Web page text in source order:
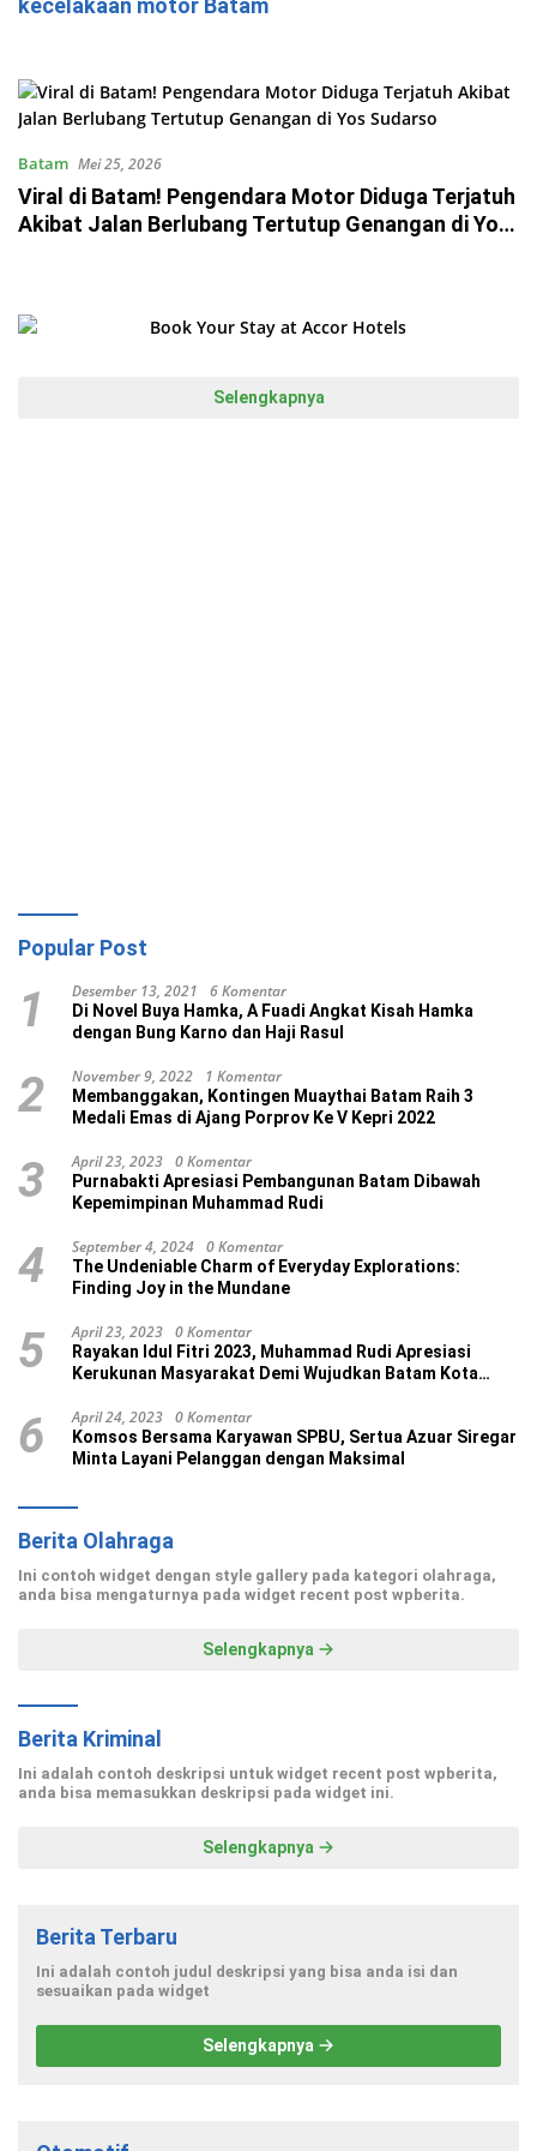
kecelakaan motor Batam
Batam Mei 25, 2026
Viral di Batam! Pengendara Motor Diduga Terjatuh
Akibat Jalan Berlubang Tertutup Genangan di Yos
Selengkapnya
Popular Post
1 Desember 13, 2021 6 Komentar
Di Novel Buya Hamka, A Fuadi Angkat Kisah Hamka
dengan Bung Karno dan Haji Rasul
2 November 9, 2022 1 Komentar
Membanggakan, Kontingen Muaythai Batam Raih 3
Medali Emas di Ajang Porprov Ke V Kepri 2022
3 April 23, 2023 0 Komentar
Purnabakti Apresiasi Pembangunan Batam Dibawah
Kepemimpinan Muhammad Rudi
4 September 4, 2024 0 Komentar
The Undeniable Charm of Everyday Explorations:
Finding Joy in the Mundane
5 April 23, 2023 0 Komentar
Rayakan Idul Fitri 2023, Muhammad Rudi Apresiasi
Kerukunan Masyarakat Demi Wujudkan Batam Kota
6 April 24, 2023 0 Komentar
Komsos Bersama Karyawan SPBU, Sertua Azuar Siregar
Minta Layani Pelanggan dengan Maksimal
Berita Olahraga
Ini contoh widget dengan style gallery pada kategori olahraga,
anda bisa mengaturnya pada widget recent post wpberita.
Selengkapnya
Berita Kriminal
Ini adalah contoh deskripsi untuk widget recent post wpberita,
anda bisa memasukkan deskripsi pada widget ini.
Selengkapnya
Berita Terbaru
Ini adalah contoh judul deskripsi yang bisa anda isi dan
sesuaikan pada widget
Selengkapnya